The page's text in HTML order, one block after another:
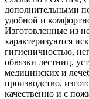
дополнительными
удобной и
Изготовленные из
характеризуются
гигиеничностью,
обвязки лестниц,
медицинских и
производство,
качественно и с